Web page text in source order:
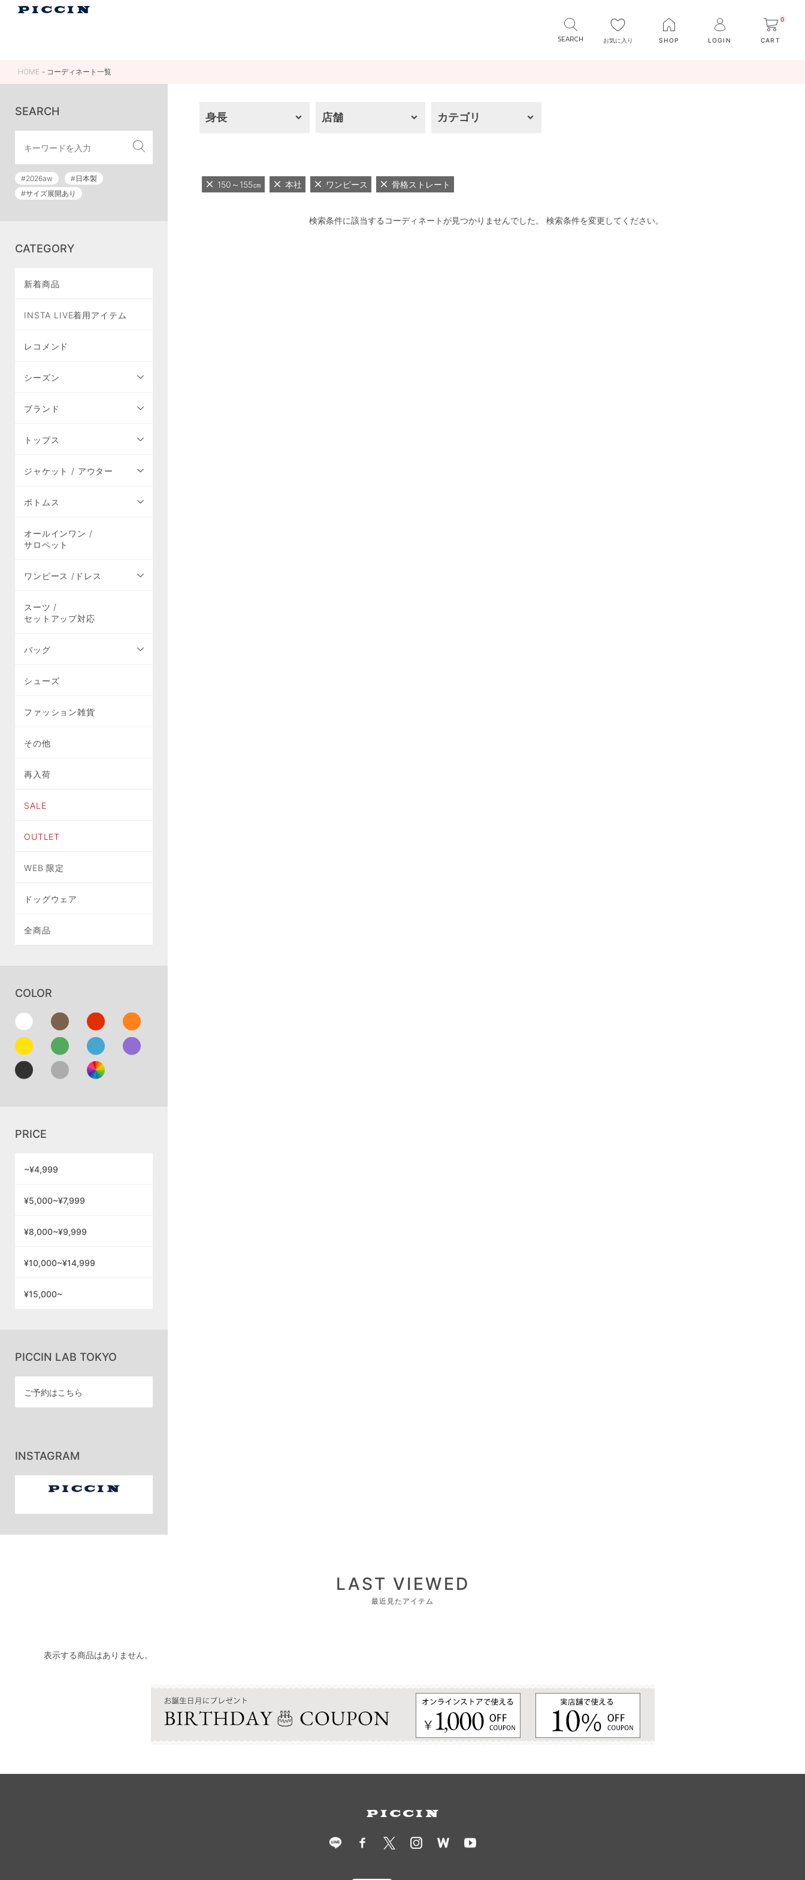
お気に入り SHOP LOGIN
0
CART
HOME コーディネート一覧
SEARCH
#2026aw
#日本製
#サイズ展開あり
CATEGORY
新着商品
INSTA LIVE着用アイテム
レコメンド
シーズン
ブランド
トップス
ジャケット / アウター
ボトムス
オールインワン /
サロペット
ワンピース /ドレス
スーツ /
セットアップ対応
バッグ
シューズ
ファッション雑貨
その他
再入荷
SALE
OUTLET
WEB 限定
ドッグウェア
全商品
COLOR
PRICE
~¥4,999
¥5,000~¥7,999
¥8,000~¥9,999
¥10,000~¥14,999
¥15,000~
PICCIN LAB TOKYO
ご予約はこちら
INSTAGRAM
身長 店舗 カテゴリ
150～155㎝ 本社 ワンピース 骨格ストレート
検索条件に該当するコーディネートが見つかりませんでした。 検索条件を変更してください。
LAST VIEWED
最近見たアイテム
表示する商品はありません。